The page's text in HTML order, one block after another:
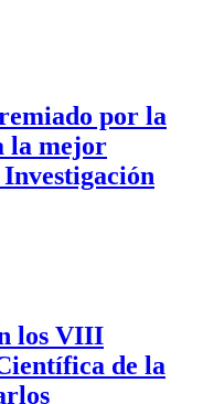
por la
la mejor
los VIII
de la